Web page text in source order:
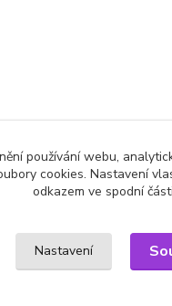
používání webu,
cookies. Nastavení
odkazem ve spodní
Nastavení